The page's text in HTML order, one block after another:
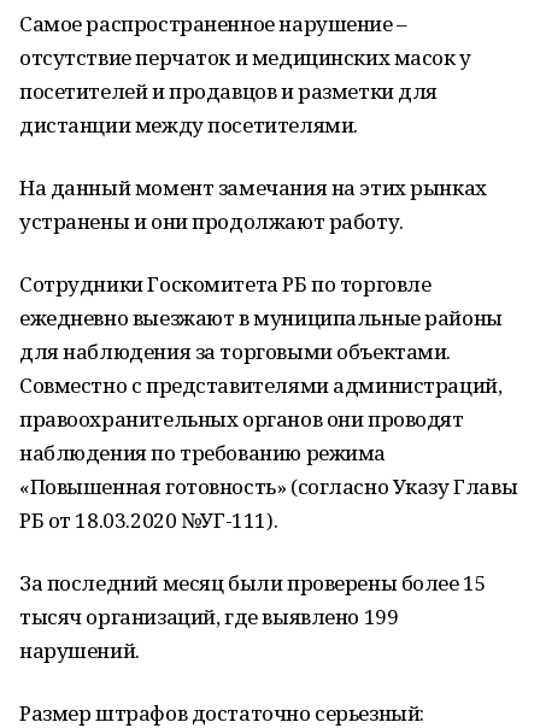
Самое распространенное нарушение –
отсутствие перчаток и медицинских масок у
посетителей и продавцов и разметки для
дистанции между посетителями.
На данный момент замечания на этих рынках
устранены и они продолжают работу.
Сотрудники Госкомитета РБ по торговле
ежедневно выезжают в муниципальные районы
для наблюдения за торговыми объектами.
Совместно с представителями администраций,
правоохранительных органов они проводят
наблюдения по требованию режима
«Повышенная готовность» (согласно Указу Главы
РБ от 18.03.2020 №УГ-111).
За последний месяц были проверены более 15
тысяч организаций, где выявлено 199
нарушений.
Размер штрафов достаточно серьезный: